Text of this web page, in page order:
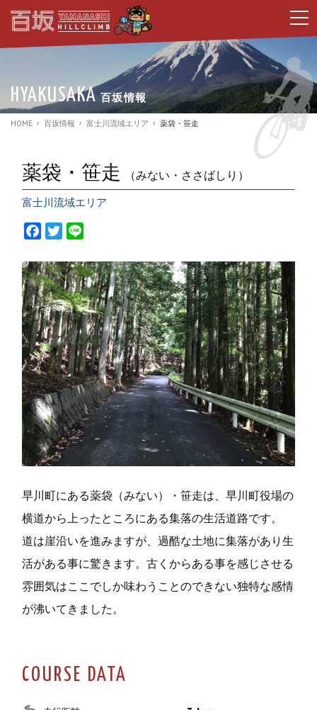
t
o
g
l
e
a
v
i
g
HYAKUSAKA 百坂情報
HOME 百坂情報 富士川流域エリア 薬袋・笹走
薬袋・笹走 （みない・ささばしり）
富士川流域エリア
F
c
e
b
o
o
k
T
i
t
t
e
r
n
e
早川町にある薬袋（みない）・笹走は、早川町役場の
横道から上ったところにある集落の生活道路です。
道は崖沿いを進みますが、過酷な土地に集落があり生
活がある事に驚きます。古くからある事を感じさせる
雰囲気はここでしか味わうことのできない独特な感情
が沸いてきました。
COURSE DATA